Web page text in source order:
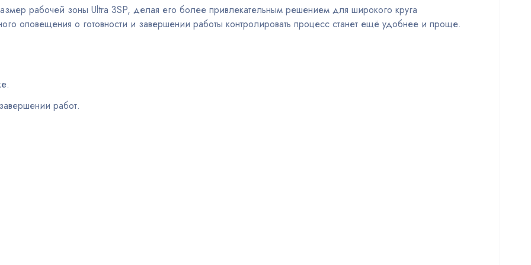
рабочей зоны Ultra 3SP, делая его более привлекательным решением для широкого круга
оповещения о готовности и завершении работы контролировать процесс станет ещё удобнее и проще.
работ.